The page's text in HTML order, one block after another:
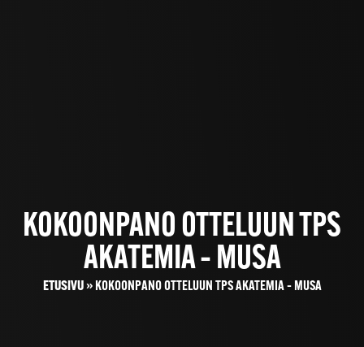
KOKOONPANO OTTELUUN TPS
AKATEMIA – MUSA
ETUSIVU» KOKOONPANO OTTELUUN TPS AKATEMIA – MUSA